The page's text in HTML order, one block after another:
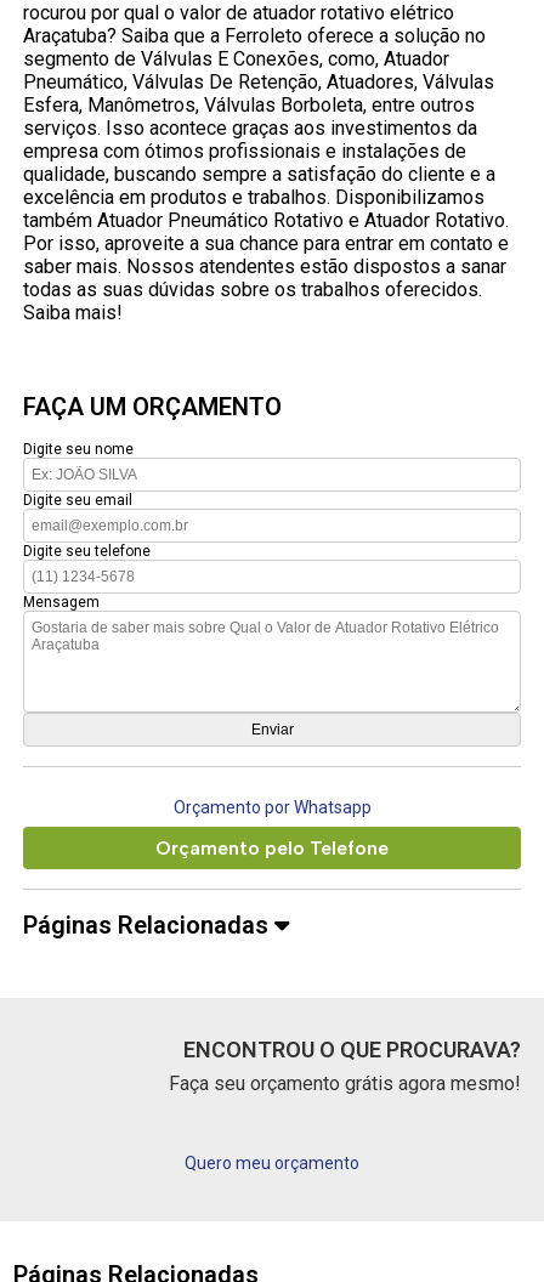
rocurou por qual o valor de atuador rotativo elétrico
Araçatuba? Saiba que a Ferroleto oferece a solução no
segmento de Válvulas E Conexões, como, Atuador
Pneumático, Válvulas De Retenção, Atuadores, Válvulas
Esfera, Manômetros, Válvulas Borboleta, entre outros
serviços. Isso acontece graças aos investimentos da
empresa com ótimos profissionais e instalações de
qualidade, buscando sempre a satisfação do cliente e a
excelência em produtos e trabalhos. Disponibilizamos
também Atuador Pneumático Rotativo e Atuador Rotativo.
Por isso, aproveite a sua chance para entrar em contato e
saber mais. Nossos atendentes estão dispostos a sanar
todas as suas dúvidas sobre os trabalhos oferecidos.
Saiba mais!
FAÇA UM ORÇAMENTO
Digite seu nome
Digite seu email
Digite seu telefone
Mensagem
Orçamento por Whatsapp
Orçamento pelo Telefone
Páginas Relacionadas
ENCONTROU O QUE PROCURAVA?
Faça seu orçamento grátis agora mesmo!
Quero meu orçamento
Páginas Relacionadas